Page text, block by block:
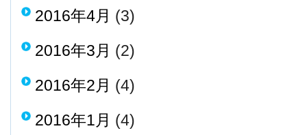
2016年4月 (3)
2016年3月 (2)
2016年2月 (4)
2016年1月 (4)